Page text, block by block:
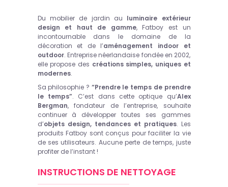
Du mobilier de jardin au luminaire extérieur
design et haut de gamme, Fatboy est un
incontournable dans le domaine de la
décoration et de l’aménagement indoor et
outdoor. Entreprise néerlandaise fondée en 2002,
elle propose des créations simples, uniques et
modernes.
Sa philosophie ? “Prendre le temps de prendre
le temps”. C’est dans cette optique qu’Alex
Bergman, fondateur de l’entreprise, souhaite
continuer à développer toutes ses gammes
d’objets design, tendances et pratiques. Les
produits Fatboy sont conçus pour faciliter la vie
de ses utilisateurs. Aucune perte de temps, juste
profiter de l’instant !
INSTRUCTIONS DE NETTOYAGE